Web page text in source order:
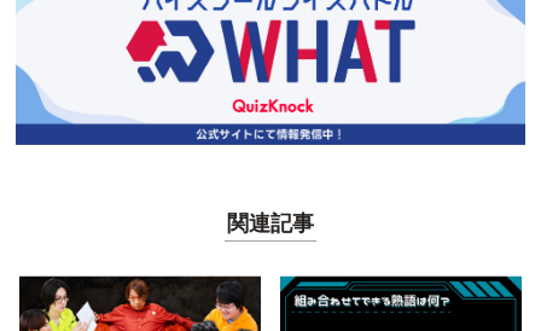
関連記事